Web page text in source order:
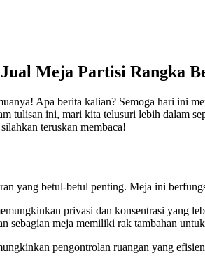
Jual Meja Partisi Rangka
Apa berita kalian? Semoga hari ini
tulisan ini, mari kita telusuri lebih dalam
teruskan membaca!
yang betul-betul penting. Meja ini
privasi dan konsentrasi yang
sebagian meja memiliki rak tambahan
pengontrolan ruangan yang